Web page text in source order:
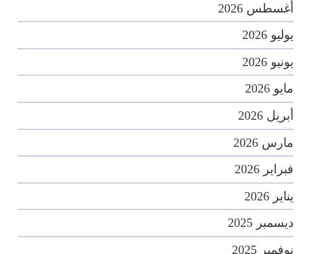
أغسطس 2026
يوليو 2026
يونيو 2026
مايو 2026
أبريل 2026
مارس 2026
فبراير 2026
يناير 2026
ديسمبر 2025
نوفمبر 2025